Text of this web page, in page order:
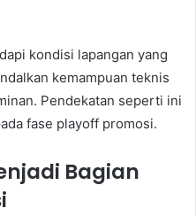
kondisi lapangan yang
kemampuan teknis
Pendekatan seperti ini
fase playoff promosi.
Bagian